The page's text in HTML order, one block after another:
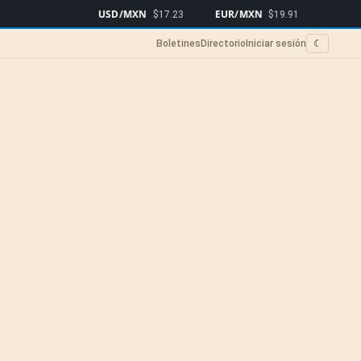
USD/MXN $17.23 EUR/MXN $19.91
Boletines Directorio Iniciar sesión ☾